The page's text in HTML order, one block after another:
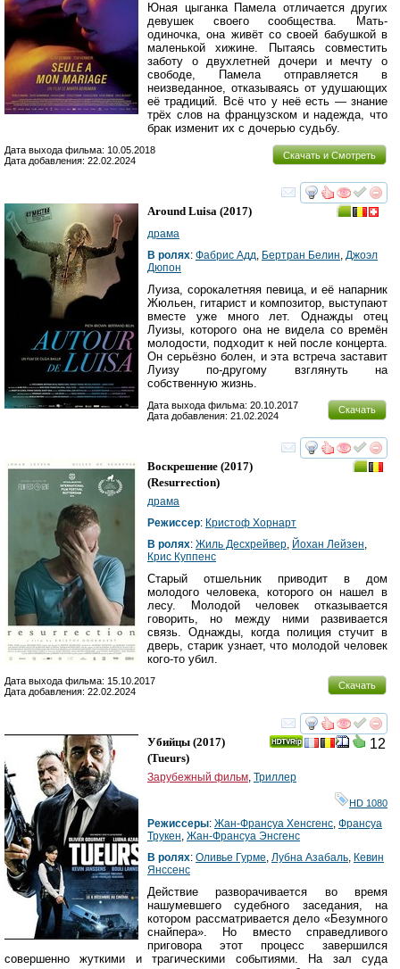
Юная цыганка Памела отличается других
девушек своего сообщества. Мать-
одиночка, она живёт со своей бабушкой в
маленькой хижине. Пытаясь совместить
заботу о двухлетней дочери и мечту о
свободе, Памела отправляется в
неизведанное, отказываясь от удушающих
её традиций. Всё что у неё есть — знание
трёх слов на французском и надежда, что
брак изменит их с дочерью судьбу.
Скачать и Смотреть
Дата выхода фильма: 10.05.2018
Дата добавления: 22.02.2024
смотреть
Around Luisa (2017)
драма
В ролях: Фабрис Адд, Бертран Белин, Джоэл
Дюпон
Луиза, сорокалетняя певица, и её напарник
Жюльен, гитарист и композитор, выступают
вместе уже много лет. Однажды отец
Луизы, которого она не видела со времён
молодости, подходит к ней после концерта.
Он серьёзно болен, и эта встреча заставит
Луизу по-другому взглянуть на
собственную жизнь.
Скачать
Дата выхода фильма: 20.10.2017
Дата добавления: 21.02.2024
смотреть
Воскрешение (2017)
(Resurrection)
драма
Режиссер: Кристоф Хорнарт
В ролях: Жиль Десхрейвер, Йохан Лейзен,
Крис Куппенс
Старый отшельник приводит в дом
молодого человека, которого он нашел в
лесу. Молодой человек отказывается
говорить, но между ними развивается
связь. Однажды, когда полиция стучит в
дверь, старик узнает, что молодой человек
кого-то убил.
Скачать
Дата выхода фильма: 15.10.2017
Дата добавления: 22.02.2024
смотреть
12
Убийцы (2017)
(Tueurs)
Зарубежный фильм Триллер
HD 1080
Режиссеры: Жан-Франсуа Хенсгенс Франсуа
Трукен Жан-Франсуа Энсгенс
В ролях: Оливье Гурме Лубна Азабаль Кевин
Янссенс
Действие разворачивается во время
нашумевшего судебного заседания, на
котором рассматривается дело «Безумного
снайпера». Но вместо справедливого
приговора этот процесс завершился
совершенно жуткими и трагическими событиями. На зал суда